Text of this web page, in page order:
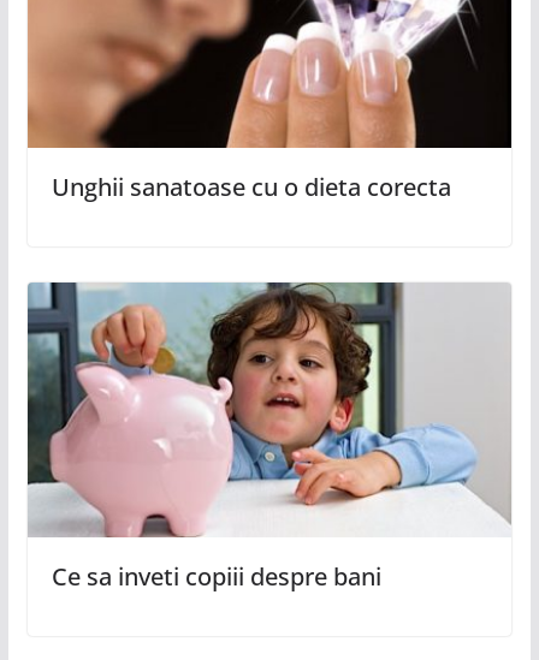
Unghii sanatoase cu o dieta corecta
Ce sa inveti copiii despre bani